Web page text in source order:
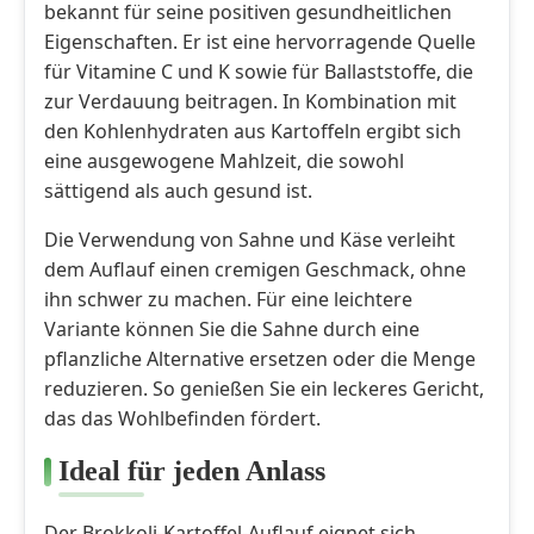
bekannt für seine positiven gesundheitlichen
Eigenschaften. Er ist eine hervorragende Quelle
für Vitamine C und K sowie für Ballaststoffe, die
zur Verdauung beitragen. In Kombination mit
den Kohlenhydraten aus Kartoffeln ergibt sich
eine ausgewogene Mahlzeit, die sowohl
sättigend als auch gesund ist.
Die Verwendung von Sahne und Käse verleiht
dem Auflauf einen cremigen Geschmack, ohne
ihn schwer zu machen. Für eine leichtere
Variante können Sie die Sahne durch eine
pflanzliche Alternative ersetzen oder die Menge
reduzieren. So genießen Sie ein leckeres Gericht,
das das Wohlbefinden fördert.
Ideal für jeden Anlass